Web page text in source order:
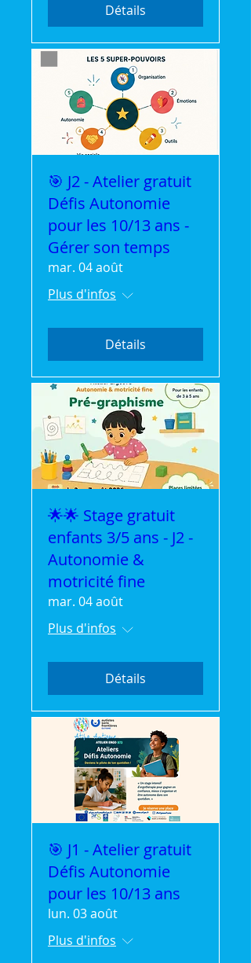
Détails
🎯 J2 - Atelier gratuit
Défis Autonomie
pour les 10/13 ans -
Gérer son temps
mar. 04 août
Plus d'infos
Détails
🌟🌟 Stage gratuit
enfants 3/5 ans - J2 -
Autonomie &
motricité fine
mar. 04 août
Plus d'infos
Détails
🎯 J1 - Atelier gratuit
Défis Autonomie
pour les 10/13 ans
lun. 03 août
Plus d'infos